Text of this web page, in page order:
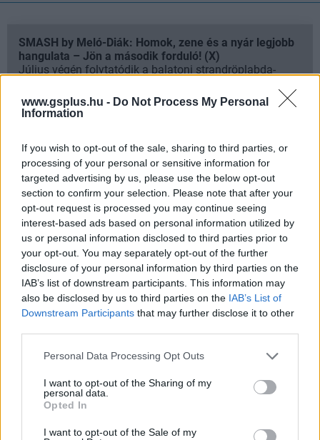
www.gsplus.hu - Do Not Process My Personal
Information
If you wish to opt-out of the sale, sharing to third parties, or
processing of your personal or sensitive information for
targeted advertising by us, please use the below opt-out
section to confirm your selection. Please note that after your
opt-out request is processed you may continue seeing
interest-based ads based on personal information utilized by
us or personal information disclosed to third parties prior to
your opt-out. You may separately opt-out of the further
disclosure of your personal information by third parties on the
IAB’s list of downstream participants. This information may
also be disclosed by us to third parties on the IAB’s List of
Downstream Participants that may further disclose it to other
Please note that this website/app uses one or more Google
not limited to your visit or usage behaviour. You may click to
grant or deny consent to Google and its third-party tags to
use your data for below specified purposes in below Google
consent section.
Personal Data Processing Opt Outs
I want to opt-out of the Sharing of my
personal data.
Opted In
I want to opt-out of the Sale of my
SMASH by Meló-Diák: Homok, zene és a nyár legjobb
hangulata – Jön a második forduló! (X)
Július végén folytatódik a balatoni strandröplabda-
Címkék: #dűne #denis villeneuve #frank herbert
dűne messiása
#warner bros. #dűne: második rész
#godzilla #king kong
Hozzászólások
A Deadpool és Rozsomák új